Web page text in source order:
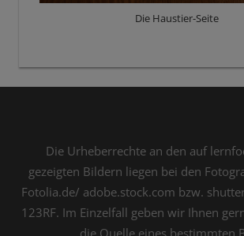
Die Haustier-Seite
Die Urheberrechte an den auf
gezeigten Bildern liegen bei den
Fotolia.de/ adobe.stock.com bzw.
123RF. Im Einzelfall geben wir Ihnen
die Quelle eines bestimmten